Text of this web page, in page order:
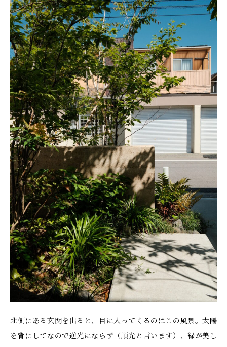
北側にある玄関を出ると、目に入ってくるのはこの風景。太陽
を背にしてなので逆光にならず（順光と言います）、緑が美し